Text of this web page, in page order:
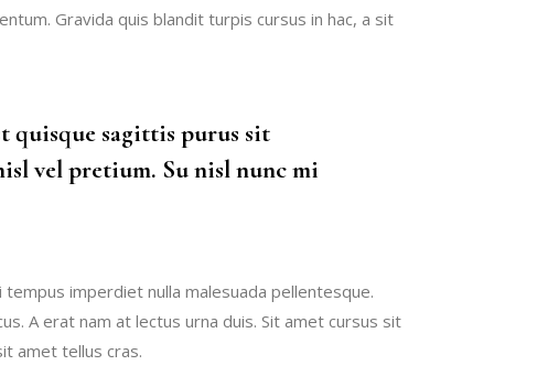
Gravida quis blandit turpis cursus in hac, a sit
quisque sagittis purus sit
vel pretium. Su nisl nunc mi
imperdiet nulla malesuada pellentesque.
A erat nam at lectus urna duis. Sit amet cursus sit
amet tellus cras.